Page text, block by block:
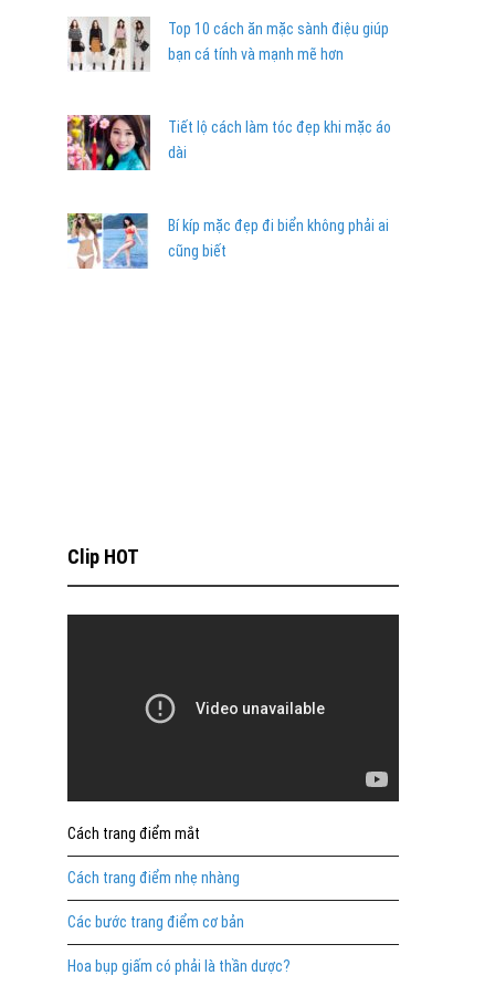
Top 10 cách ăn mặc sành điệu giúp
bạn cá tính và mạnh mẽ hơn
Tiết lộ cách làm tóc đẹp khi mặc áo
dài
Bí kíp mặc đẹp đi biển không phải ai
cũng biết
Clip HOT
Cách trang điểm mắt
Cách trang điểm nhẹ nhàng
Các bước trang điểm cơ bản
Hoa bụp giấm có phải là thần dược?